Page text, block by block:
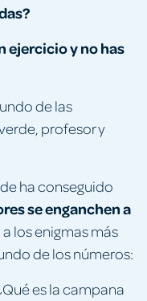
ejercicio y no has
de las
profesor y
ha conseguido
se enganchen a
los enigmas más
de los números:
es la campana